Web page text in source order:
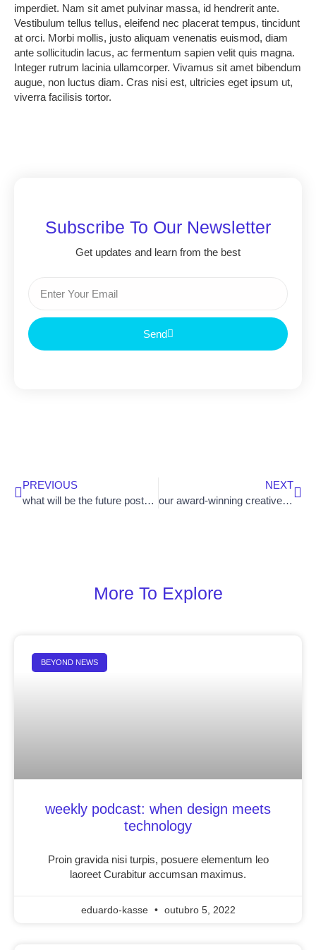
imperdiet. Nam sit amet pulvinar massa, id hendrerit ante.
Vestibulum tellus tellus, eleifend nec placerat tempus, tincidunt
at orci. Morbi mollis, justo aliquam venenatis euismod, diam
ante sollicitudin lacus, ac fermentum sapien velit quis magna.
Integer rutrum lacinia ullamcorper. Vivamus sit amet bibendum
augue, non luctus diam. Cras nisi est, ultricies eget ipsum ut,
viverra facilisis tortor.
Subscribe To Our Newsletter
Get updates and learn from the best
Send
PREVIOUS
what will be the future post-facebook?
NEXT
our award-winning creative campaign
More To Explore
BEYOND NEWS
weekly podcast: when design meets
technology
Proin gravida nisi turpis, posuere elementum leo
laoreet Curabitur accumsan maximus.
eduardo-kasse outubro 5, 2022